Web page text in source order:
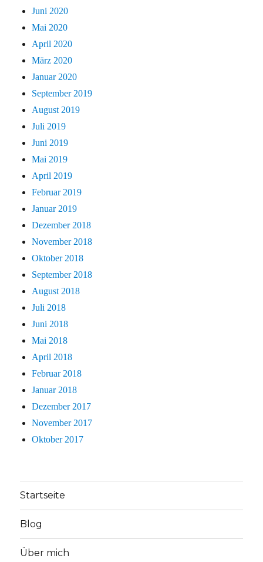
Juni 2020
Mai 2020
April 2020
März 2020
Januar 2020
September 2019
August 2019
Juli 2019
Juni 2019
Mai 2019
April 2019
Februar 2019
Januar 2019
Dezember 2018
November 2018
Oktober 2018
September 2018
August 2018
Juli 2018
Juni 2018
Mai 2018
April 2018
Februar 2018
Januar 2018
Dezember 2017
November 2017
Oktober 2017
Startseite
Blog
Über mich